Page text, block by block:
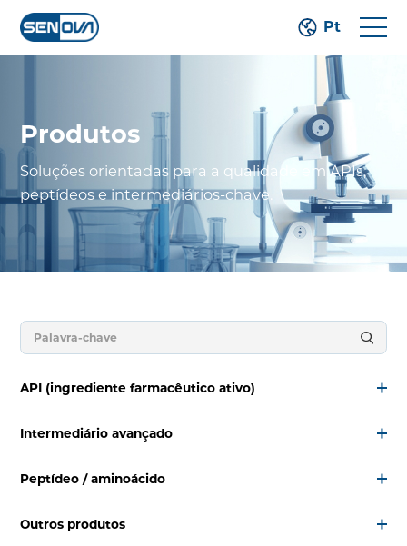
Pt
Produtos
Soluções orientadas para a qualidade em APIs,
peptídeos e intermediários-chave.
API (ingrediente farmacêutico ativo)
Intermediário avançado
Peptídeo / aminoácido
Outros produtos